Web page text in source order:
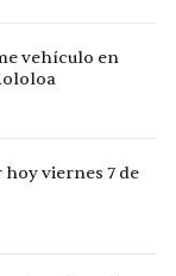
vehículo en
viernes 7 de